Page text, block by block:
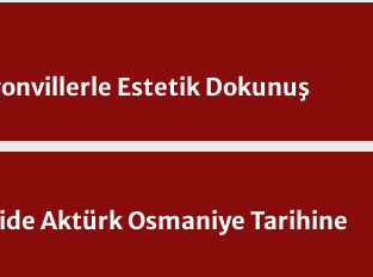
Estetik Dokunuş
Aktürk Osmaniye Tarihine